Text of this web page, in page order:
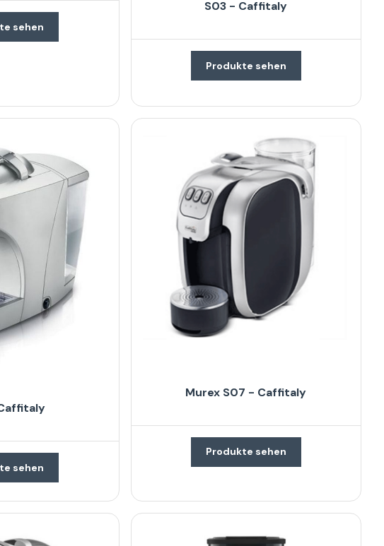
sehen
S03 - Caffitaly
Produkte sehen
sehen
Murex S07 - Caffitaly
Produkte sehen